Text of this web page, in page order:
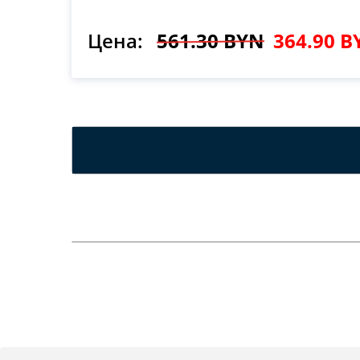
Цена: 561.30 BYN 364.90